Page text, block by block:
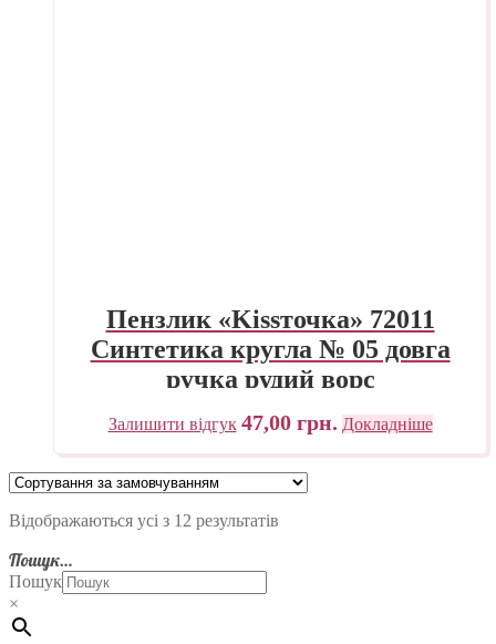
Пензлик «Kissточка» 72011
Синтетика кругла № 05 довга
ручка рудий ворс
Залишити відгук 47,00 грн. Докладніше
Відображаються усі з 12 результатів
Пошук…
Пошук
×